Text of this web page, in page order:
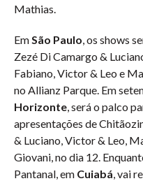
Mathias.
EmSão Paulo, os shows
Zezé Di Camargo &
Fabiano, Victor & Leo e
no Allianz Parque. Em
Horizonte, será o palco
apresentações de
& Luciano, Victor & Leo,
Giovani, no dia 12.
Pantanal, em Cuiabá, vai